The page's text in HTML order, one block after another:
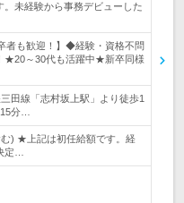
未経験から事務デビューした
者も歓迎！】◆経験・資格不問
★20～30代も活躍中★新卒同様
田線「志村坂上駅」より徒歩1
分…
) ★上記は初任給額です。経
定…